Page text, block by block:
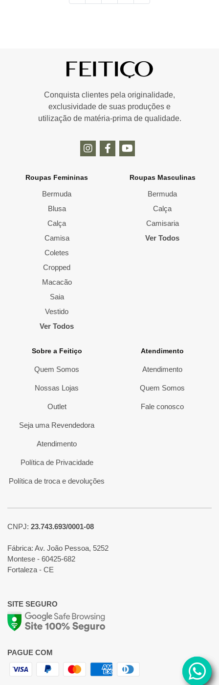
Conquista clientes pela originalidade,
exclusividade de suas produções e
utilização de matéria-prima de qualidade.
Roupas Femininas
Bermuda
Blusa
Calça
Camisa
Coletes
Cropped
Macacão
Saia
Vestido
Ver Todos
Roupas Masculinas
Bermuda
Calça
Camisaria
Ver Todos
Sobre a Feitiço
Quem Somos
Nossas Lojas
Outlet
Seja uma Revendedora
Atendimento
Política de Privacidade
Política de troca e devoluções
Atendimento
Atendimento
Quem Somos
Fale conosco
CNPJ: 23.743.693/0001-08
Fábrica: Av. João Pessoa, 5252
Montese - 60425-682
Fortaleza - CE
SITE SEGURO
PAGUE COM